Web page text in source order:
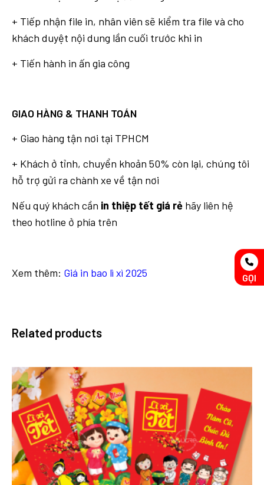
+ Tiếp nhận file in, nhân viên sẽ kiểm tra file và cho
khách duyệt nội dung lần cuối trước khi in
+ Tiến hành in ấn gia công
GIAO HÀNG & THANH TOÁN
+ Giao hàng tận nơi tại TPHCM
+ Khách ở tỉnh, chuyển khoản 50% còn lại, chúng tôi
hỗ trợ gửi ra chành xe về tận nơi
Nếu quý khách cần in thiệp tết giá rẻ hãy liên hệ
theo hotline ở phía trên
Xem thêm: Giá in bao lì xì 2025
Related products
GỌI